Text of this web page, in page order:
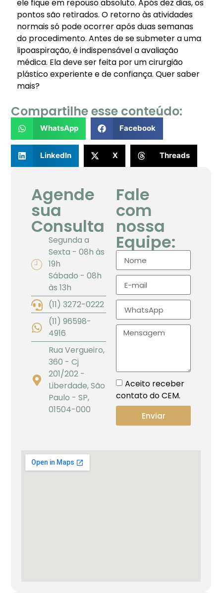
ele fique em repouso absoluto. Após dez dias, os
pontos são retirados. O retorno às atividades
normais só pode ocorrer após duas semanas
do procedimento. Antes de se submeter a uma
lipoaspiração, é indispensável a avaliação
médica. Ela deve ser feita por um cirurgião
plástico experiente e de confiança. Quer saber
mais?
Compartilhe esse conteúdo:
WhatsApp Facebook
LinkedIn X Threads
Agende
sua
Consulta
Segunda a
Sexta - 08h às
19h
Sábado - 08h
às 13h
(11) 3272-0222
(11) 96598-
4916
Rua Vergueiro,
360 - Cj
201/202 -
Liberdade, São
Paulo - SP,
01504-000
Fale
com
nossa
Equipe:
Aceito receber
contato do CEM.
Enviar